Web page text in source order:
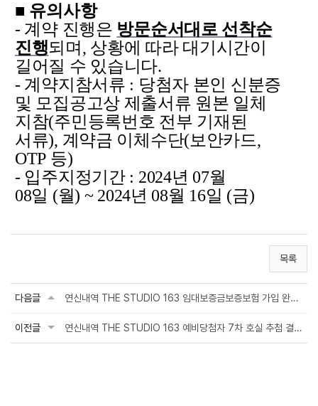
■ 유의사항
- 계약 진행은 방문순서대로 선착순
진행되며, 상황에 따라 대기시간이
길어질 수 있습니다.
- 계약지참서류 : 당첨자 본인 신분증
및 모집공고상 제출서류 원본 일체
지참(주민등록번호 전부 기재된
서류), 계약금 이체수단(보안카드,
OTP 등)
- 입주지정기간 : 2024년 07월
08일 (월) ~ 2024년 08월 16일 (금)
목록
다음글 연신내역 THE STUDIO 163 임대보증금보증보험 가입 완료 안내
이전글 연신내역 THE STUDIO 163 예비당첨자 7차 호실 추첨 결과 발표 및 계약 체결 안내